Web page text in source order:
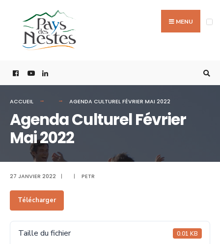
MENU
ACCUEIL AGENDA CULTUREL FÉVRIER MAI 2022
Agenda Culturel Février
Mai 2022
27 JANVIER 2022 | | PETR
Télécharger
Taille du fichier 0.01 KB